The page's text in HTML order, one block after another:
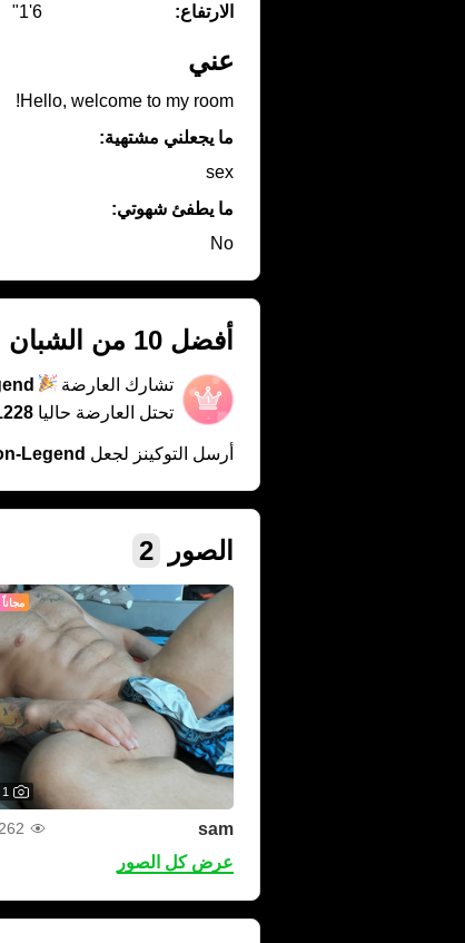
الارتفاع: 6'1"
عني
Hello, welcome to my room!
ما يجعلني مشتهية:
sex
ما يطفئ شهوتي:
No
أفضل 10 من الشبان
تشارك العارضة
تحتل العارضة حاليا 1228
أرسل التوكينز لجعل Legend
الصور 2
مجاناً
1
sam
عرض كل الصور